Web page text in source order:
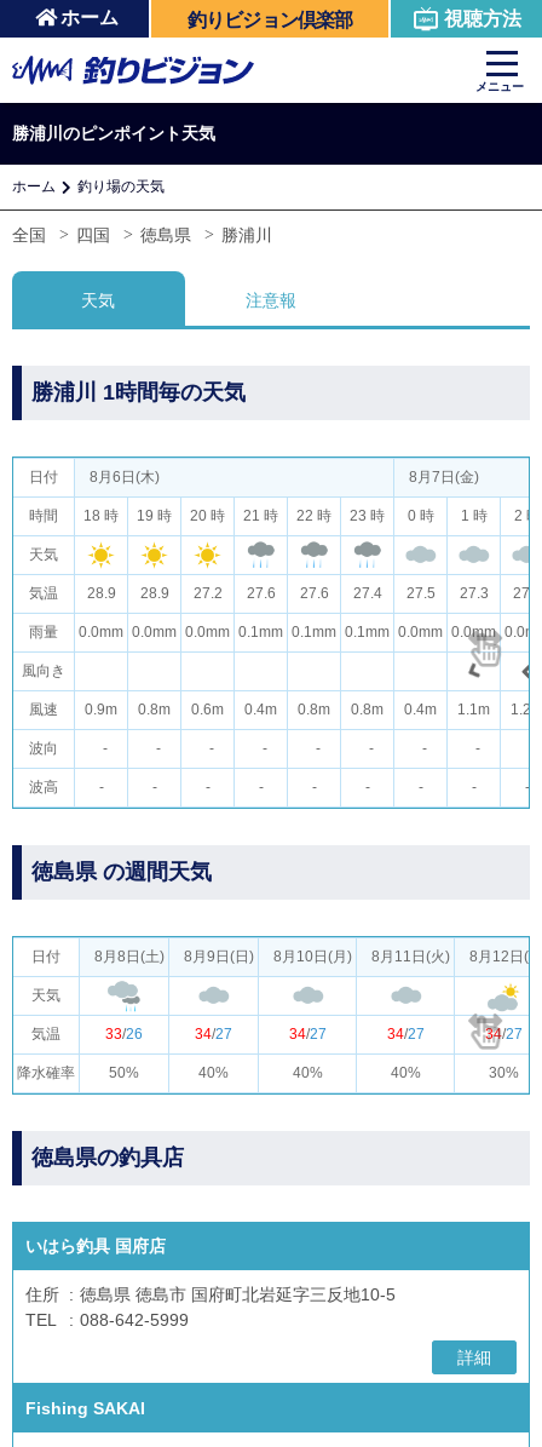
ホーム 釣りビジョン倶楽部 視聴方法
メニュー
勝浦川のピンポイント天気
ホーム 釣り場の天気
全国 四国 徳島県 勝浦川
天気 注意報
勝浦川 1時間毎の天気
日付
時間
天気
気温
雨量
風向き
風速
波向
波高
8月6日(木) 8月7日(金)
18 時 19 時 20 時 21 時 22 時 23 時 0 時 1 時 2 時
28.9 28.9 27.2 27.6 27.6 27.4 27.5 27.3 27.3
0.0mm 0.0mm 0.0mm 0.1mm 0.1mm 0.1mm 0.0mm 0.0mm
0.9m 0.8m 0.6m 0.4m 0.8m 0.8m 0.4m 1.1m 1.2m
- - - - - - - -
- - - - - - - - -
徳島県 の週間天気
日付
天気
気温
降水確率
8月8日(土) 8月9日(日) 8月10日(月) 8月11日(火) 8月12日(
33/26 34/27 34/27 34/27 34/27
50% 40% 40% 40% 30%
徳島県の釣具店
いはら釣具 国府店
住所
徳島県 徳島市 国府町北岩延字三反地10-5
TEL
088-642-5999
詳細
Fishing SAKAI